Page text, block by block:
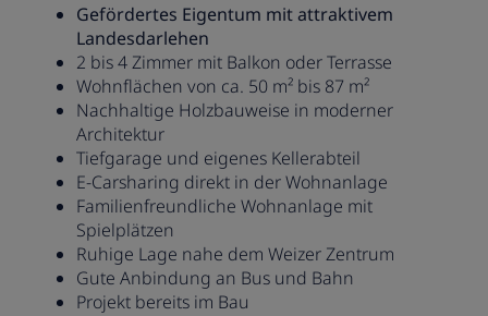
Gefördertes Eigentum mit attraktivem
Landesdarlehen
2 bis 4 Zimmer mit Balkon oder Terrasse
Wohnflächen von ca. 50 m² bis 87 m²
Nachhaltige Holzbauweise in moderner
Architektur
Tiefgarage und eigenes Kellerabteil
E-Carsharing direkt in der Wohnanlage
Familienfreundliche Wohnanlage mit
Spielplätzen
Ruhige Lage nahe dem Weizer Zentrum
Gute Anbindung an Bus und Bahn
Projekt bereits im Bau